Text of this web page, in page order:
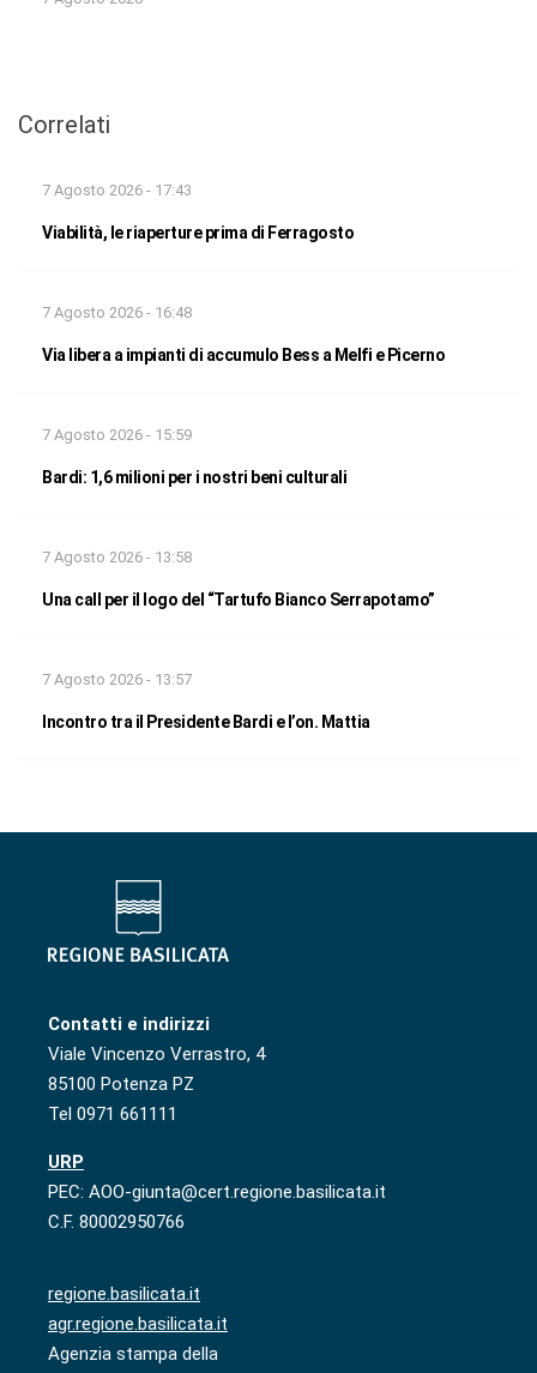
Correlati
7 Agosto 2026 - 17:43
Viabilità, le riaperture prima di Ferragosto
7 Agosto 2026 - 16:48
Via libera a impianti di accumulo Bess a Melfi e Picerno
7 Agosto 2026 - 15:59
Bardi: 1,6 milioni per i nostri beni culturali
7 Agosto 2026 - 13:58
Una call per il logo del “Tartufo Bianco Serrapotamo”
7 Agosto 2026 - 13:57
Incontro tra il Presidente Bardi e l’on. Mattia
Contatti e indirizzi
Viale Vincenzo Verrastro, 4
85100 Potenza PZ
Tel 0971 661111
URP
PEC: AOO-giunta@cert.regione.basilicata.it
C.F. 80002950766
regione.basilicata.it
agr.regione.basilicata.it
Agenzia stampa della